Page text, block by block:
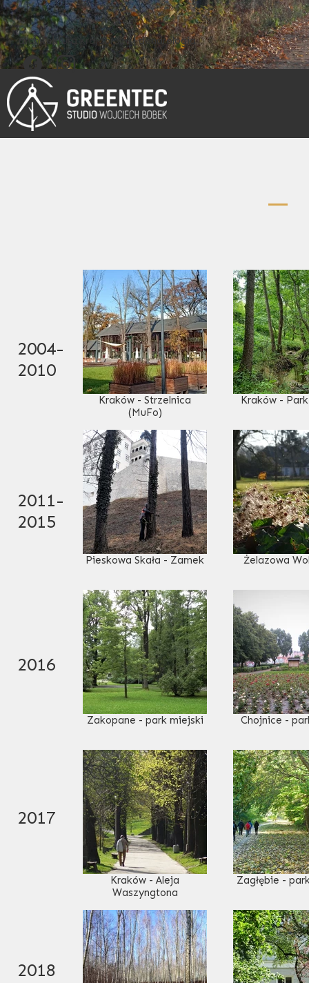
2004-
2010
2018
2017
2016
2011-
2015
Kraków - Strzelnica
(MuFo)
Kraków -
Pieskowa Skała - Zamek Żelazowa
Zakopane - park miejski Chojnice -
Kraków - Aleja
Waszyngtona
Zagłębie -
architektura krajobrazu | dendrologia